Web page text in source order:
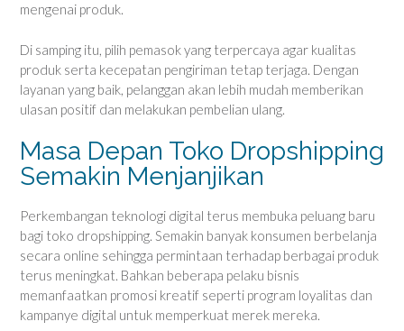
mengenai produk.
Di samping itu, pilih pemasok yang terpercaya agar kualitas
produk serta kecepatan pengiriman tetap terjaga. Dengan
layanan yang baik, pelanggan akan lebih mudah memberikan
ulasan positif dan melakukan pembelian ulang.
Masa Depan Toko Dropshipping
Semakin Menjanjikan
Perkembangan teknologi digital terus membuka peluang baru
bagi toko dropshipping. Semakin banyak konsumen berbelanja
secara online sehingga permintaan terhadap berbagai produk
terus meningkat. Bahkan beberapa pelaku bisnis
memanfaatkan promosi kreatif seperti program loyalitas dan
kampanye digital untuk memperkuat merek mereka.